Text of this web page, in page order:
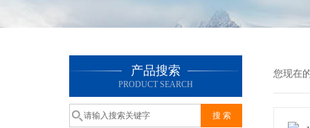
产品搜索
PRODUCT SEARCH
您现在